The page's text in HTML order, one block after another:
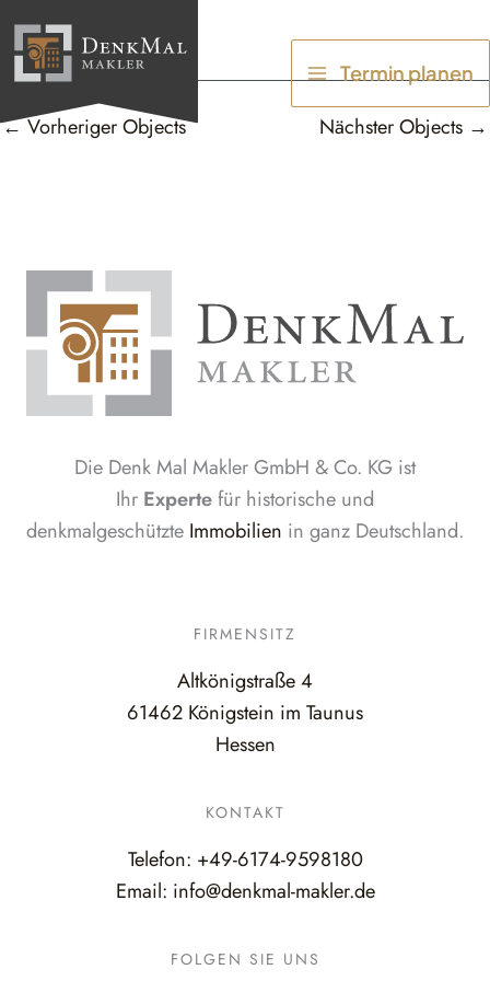
Inhalt
springen
Termin planen
←Vorheriger Objects Nächster Objects →
Die Denk Mal Makler GmbH & Co. KG ist
Ihr Expertefür historische und
denkmalgeschützte Immobilien in ganz Deutschland.
FIRMENSITZ
Altkönigstraße 4
61462 Königstein im Taunus
Hessen
KONTAKT
Telefon: +49-6174-9598180
Email: info@denkmal-makler.de
FOLGEN SIE UNS